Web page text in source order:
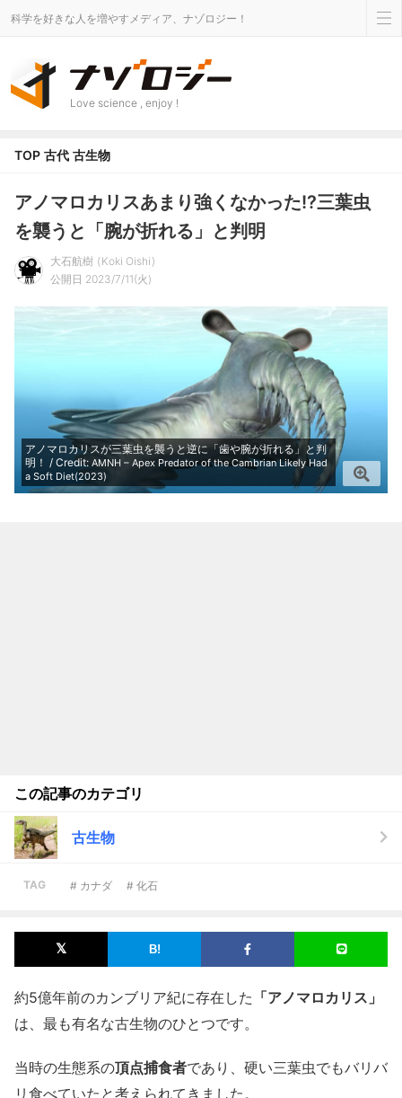
科学を好きな人を増やすメディア、ナゾロジー！
Love science , enjoy !
TOP 古代 古生物
アノマロカリスあまり強くなかった!?三葉虫
を襲うと「腕が折れる」と判明
大石航樹
Koki Oishi
公開日 2023/7/11(火)
アノマロカリスが三葉虫を襲うと逆に「歯や腕が折れる」と判
明！ / Credit: AMNH – Apex Predator of the Cambrian Likely Had
a Soft Diet(2023)
この記事のカテゴリ
古生物
TAG # カナダ # 化石
約5億年前のカンブリア紀に存在した 「アノマロカリス」
は、最も有名な古生物のひとつです。
当時の生態系の頂点捕食者であり、硬い三葉虫でもバリバ
リ食べていたと考えられてきました。